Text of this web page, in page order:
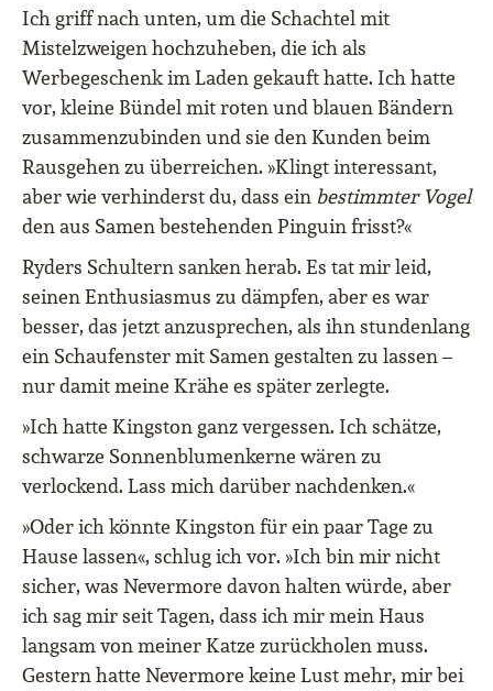
Ich griff nach unten, um die Schachtel mit
Mistelzweigen hochzuheben, die ich als
Werbegeschenk im Laden gekauft hatte. Ich hatte
vor, kleine Bündel mit roten und blauen Bändern
zusammenzubinden und sie den Kunden beim
Rausgehen zu überreichen. »Klingt interessant,
aber wie verhinderst du, dass ein bestimmter Vogel
den aus Samen bestehenden Pinguin frisst?«
Ryders Schultern sanken herab. Es tat mir leid,
seinen Enthusiasmus zu dämpfen, aber es war
besser, das jetzt anzusprechen, als ihn stundenlang
ein Schaufenster mit Samen gestalten zu lassen –
nur damit meine Krähe es später zerlegte.
»Ich hatte Kingston ganz vergessen. Ich schätze,
schwarze Sonnenblumenkerne wären zu
verlockend. Lass mich darüber nachdenken.«
»Oder ich könnte Kingston für ein paar Tage zu
Hause lassen«, schlug ich vor. »Ich bin mir nicht
sicher, was Nevermore davon halten würde, aber
ich sag mir seit Tagen, dass ich mir mein Haus
langsam von meiner Katze zurückholen muss.
Gestern hatte Nevermore keine Lust mehr, mir bei